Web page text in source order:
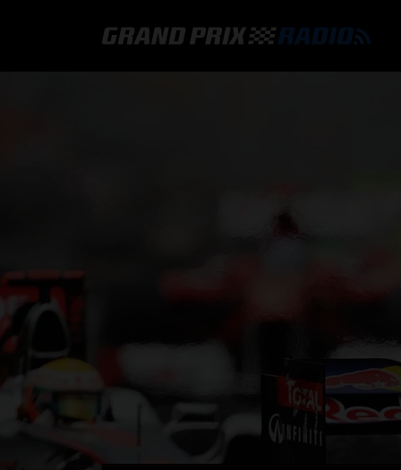
PROGRAMMERING
PODCASTS